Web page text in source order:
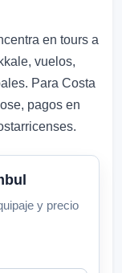
en tours a
vuelos,
Para Costa
pagos en
y precio